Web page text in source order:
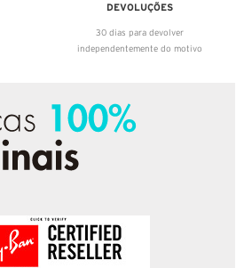
DEVOLUÇÕES
30 dias para devolver
independentemente do motivo